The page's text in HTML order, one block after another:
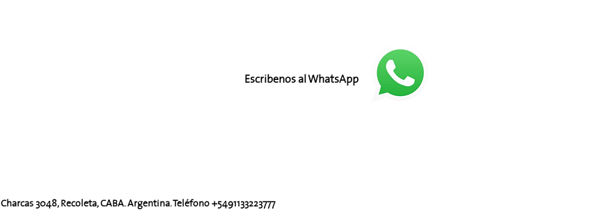
Escribenos al WhatsApp
Charcas 3048, Recoleta, CABA. Argentina. Teléfono +5491133223777